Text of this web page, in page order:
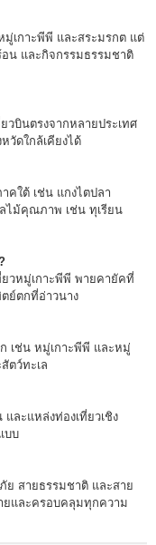
มู่เกาะพีพี และสระมรกต แต่
อน และกิจกรรมธรรมชาติ
วบินตรงจากหลายประเทศ
วัดใกล้เคียงได้
คใต้ เช่น แกงไตปลา
ไม้คุณภาพ เช่น ทุเรียน
วหมู่เกาะพีพี พายคายัคที่
ย์ตกที่อ่าวนาง
เช่น หมู่เกาะพีพี และหมู่
ตว์ทะเล
ละแหล่งท่องเที่ยวเชิง
บบ
สายธรรมชาติ และสาย
ยและครอบคลุมทุกความ